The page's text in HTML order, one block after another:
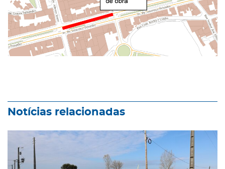
Notícias relacionadas